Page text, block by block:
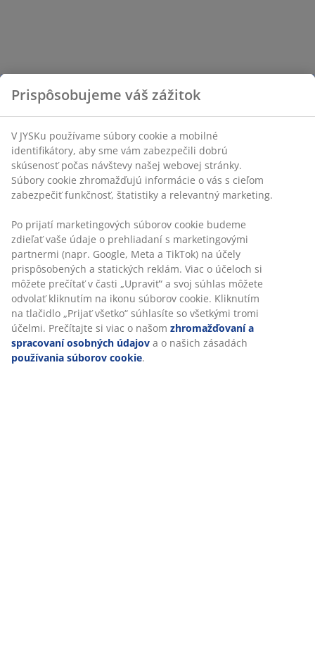
Prispôsobujeme váš zážitok
V JYSKu používame súbory cookie a mobilné
identifikátory, aby sme vám zabezpečili dobrú
skúsenosť počas návštevy našej webovej stránky.
Súbory cookie zhromažďujú informácie o vás s cieľom
zabezpečiť funkčnosť, štatistiky a relevantný marketing.
Po prijatí marketingových súborov cookie budeme
zdieľať vaše údaje o prehliadaní s marketingovými
partnermi (napr. Google, Meta a TikTok) na účely
prispôsobených a statických reklám. Viac o účeloch si
môžete prečítať v časti „Upraviť“ a svoj súhlas môžete
odvolať kliknutím na ikonu súborov cookie. Kliknutím
na tlačidlo „Prijať všetko“ súhlasíte so všetkými tromi
účelmi. Prečítajte si viac o našom zhromažďovaní a
spracovaní osobných údajov a o našich zásadách
používania súborov cookie.